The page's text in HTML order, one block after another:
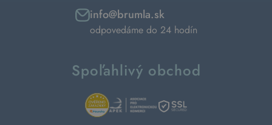
info@brumla.sk
odpovedáme do 24 hodín
Spoľahlivý obchod